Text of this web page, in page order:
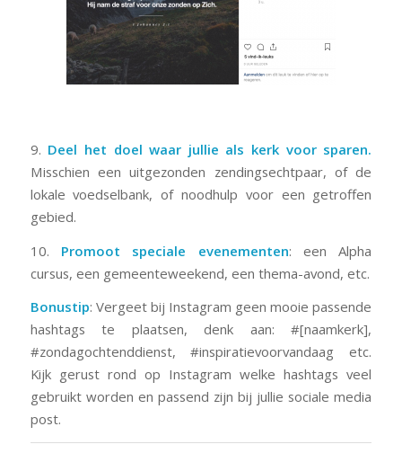
9. Deel het doel waar jullie als kerk voor sparen.
Misschien een uitgezonden zendingsechtpaar, of de
lokale voedselbank, of noodhulp voor een getroffen
gebied.
10. Promoot speciale evenementen: een Alpha
cursus, een gemeenteweekend, een thema-avond, etc.
Bonustip: Vergeet bij Instagram geen mooie passende
hashtags te plaatsen, denk aan: #[naamkerk],
#zondagochtenddienst, #inspiratievoorvandaag etc.
Kijk gerust rond op Instagram welke hashtags veel
gebruikt worden en passend zijn bij jullie sociale media
post.